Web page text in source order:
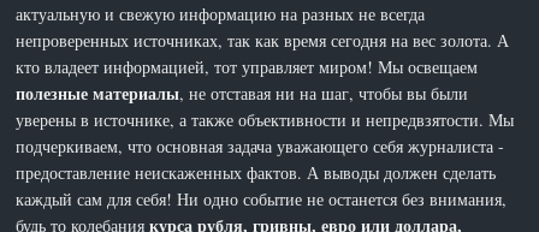
актуальную и свежую информацию на разных не всегда
непроверенных источниках, так как время сегодня на вес золота. А
кто владеет информацией, тот управляет миром! Мы освещаем
полезные материалы, не отставая ни на шаг, чтобы вы были
уверены в источнике, а также объективности и непредвзятости. Мы
подчеркиваем, что основная задача уважающего себя журналиста -
предоставление неискаженных фактов. А выводы должен сделать
каждый сам для себя! Ни одно событие не останется без внимания,
будь то колебаниякурса рубля, гривны, евро или доллара,